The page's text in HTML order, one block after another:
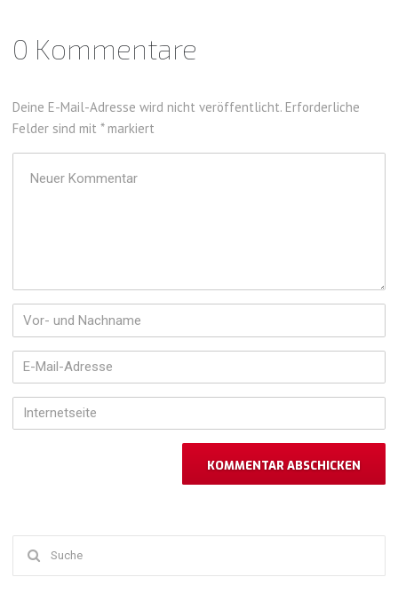
0 Kommentare
Deine E-Mail-Adresse wird nicht veröffentlicht. Erforderliche
Felder sind mit*markiert
Kommentar*
Vor-
und
Nachname*
E-
Mail-
Adresse*
Internetseite
nach: